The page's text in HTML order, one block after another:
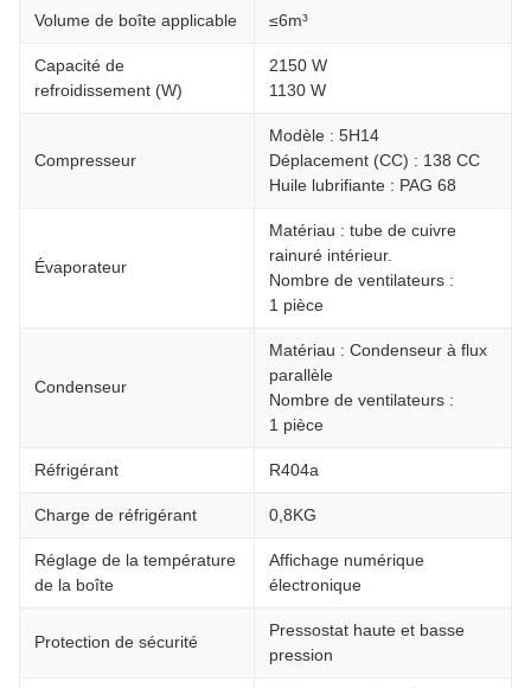
Volume de boîte applicable ≤6m³
Capacité de
refroidissement (W)
2150 W
1130 W
Compresseur
Modèle : 5H14
Déplacement (CC) : 138 CC
Huile lubrifiante : PAG 68
Évaporateur
Matériau : tube de cuivre
rainuré intérieur.
Nombre de ventilateurs :
1 pièce
Condenseur
Matériau : Condenseur à flux
parallèle
Nombre de ventilateurs :
1 pièce
Réfrigérant R404a
Charge de réfrigérant 0,8KG
Réglage de la température
de la boîte
Affichage numérique
électronique
Protection de sécurité
Pressostat haute et basse
pression